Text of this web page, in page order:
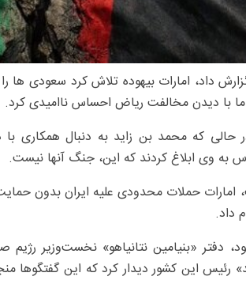
داد، امارات بیهوده تلاش کرد سعودی
با دیدن مخالفت ریاض احساس ناامیدی کرد.
حالی که محمد بن زاید به دنبال همکاری
به وی ابلاغ کردند که این، جنگ آنها نیست.
امارات حملات محدودی علیه ایران بدون
داد.
دفتر «بنیامین نتانیاهو» نخست‌وزیر
رئیس این کشور دیدار کرد که این